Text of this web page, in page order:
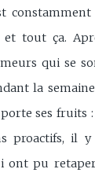
et tout ça.
qui se
la
ses fruits
proactifs, il y
ont pu